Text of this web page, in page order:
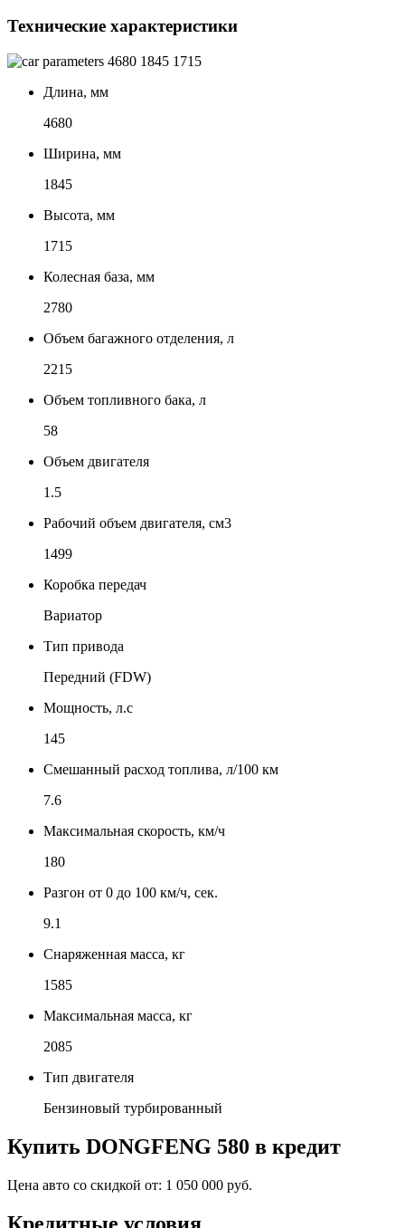
Технические характеристики
4680 1845 1715
Длина, мм
4680
Ширина, мм
1845
Высота, мм
1715
Колесная база, мм
2780
Объем багажного отделения, л
2215
Объем топливного бака, л
58
Объем двигателя
1.5
Рабочий объем двигателя, см3
1499
Коробка передач
Вариатор
Тип привода
Передний (FDW)
Мощность, л.с
145
Смешанный расход топлива, л/100 км
7.6
Максимальная скорость, км/ч
180
Разгон от 0 до 100 км/ч, сек.
9.1
Снаряженная масса, кг
1585
Максимальная масса, кг
2085
Тип двигателя
Бензиновый турбированный
Купить DONGFENG 580 в кредит
Цена авто со скидкой от: 1 050 000 руб.
Кредитные условия